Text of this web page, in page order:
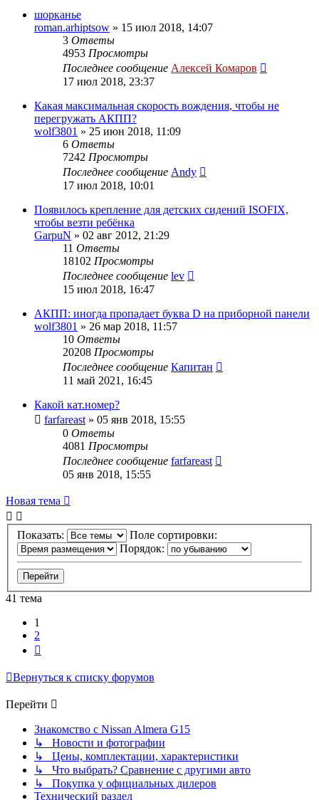
шорканье
roman.arhiptsow » 15 июл 2018, 14:07
3 Ответы
4953 Просмотры
Последнее сообщение Алексей Комаров
17 июл 2018, 23:37
Какая максимальная скорость вождения, чтобы не
перегружать АКПП?
wolf3801 » 25 июн 2018, 11:09
6 Ответы
7242 Просмотры
Последнее сообщение Andy
17 июл 2018, 10:01
Появилось крепление для детских сидений ISOFIX,
чтобы везти ребёнка
GarpuN » 02 авг 2012, 21:29
11 Ответы
18102 Просмотры
Последнее сообщение lev
15 июл 2018, 16:47
АКПП: иногда пропадает буква D на приборной панели
wolf3801 » 26 мар 2018, 11:57
10 Ответы
20208 Просмотры
Последнее сообщение Капитан
11 май 2021, 16:45
Какой кат.номер?
farfareast » 05 янв 2018, 15:55
0 Ответы
4081 Просмотры
Последнее сообщение farfareast
05 янв 2018, 15:55
Новая тема
Показать:
Поле сортировки:
Порядок:
41 тема
1
2
Вернуться к списку форумов
Перейти
Знакомство с Nissan Almera G15
↳ Новости и фотографии
↳ Цены, комплектации, характеристики
↳ Что выбрать? Сравнение с другими авто
↳ Покупка у официальных дилеров
Технический раздел